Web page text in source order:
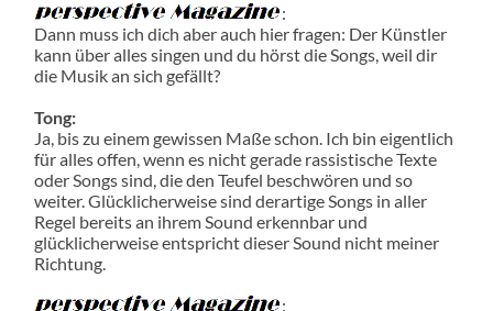
:
Dann muss ich dich aber auch hier fragen: Der Künstler
kann über alles singen und du hörst die Songs, weil dir
die Musik an sich gefällt?
Tong:
Ja, bis zu einem gewissen Maße schon. Ich bin eigentlich
für alles offen, wenn es nicht gerade rassistische Texte
oder Songs sind, die den Teufel beschwören und so
weiter. Glücklicherweise sind derartige Songs in aller
Regel bereits an ihrem Sound erkennbar und
glücklicherweise entspricht dieser Sound nicht meiner
Richtung.
: